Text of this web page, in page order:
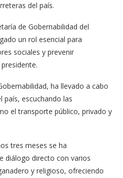
del país.
de Gobernabilidad del
un rol esencial para
sociales y prevenir
ha llevado a cabo
país, escuchando las
el transporte público, privado y
tres meses se ha
diálogo directo con varios
y religioso, ofreciendo